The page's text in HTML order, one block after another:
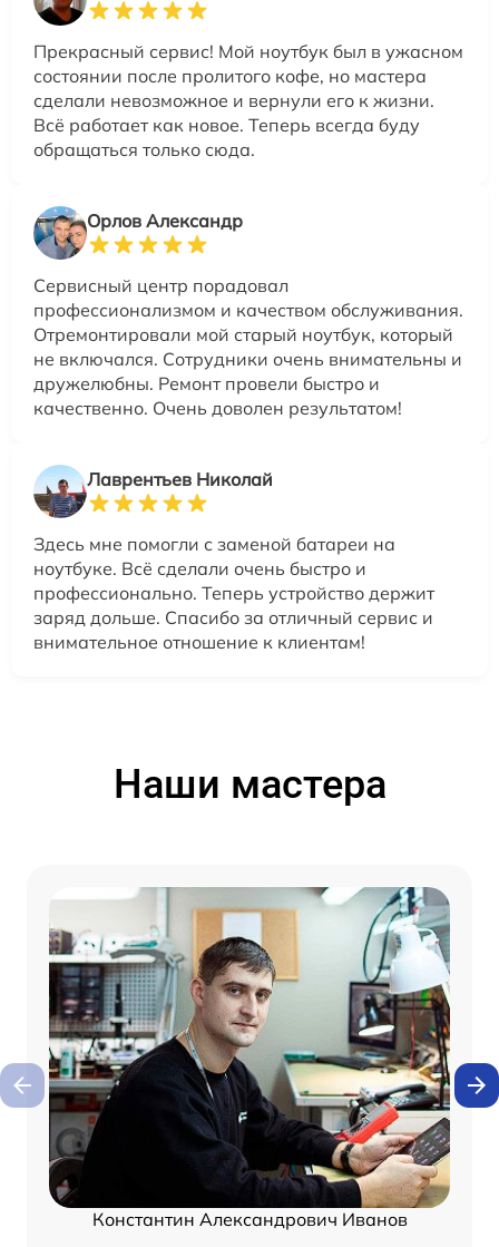
Прекрасный сервис! Мой ноутбук был в ужасном
состоянии после пролитого кофе, но мастера
сделали невозможное и вернули его к жизни.
Всё работает как новое. Теперь всегда буду
обращаться только сюда.
Орлов Александр
Сервисный центр порадовал
профессионализмом и качеством обслуживания.
Отремонтировали мой старый ноутбук, который
не включался. Сотрудники очень внимательны и
дружелюбны. Ремонт провели быстро и
качественно. Очень доволен результатом!
Лаврентьев Николай
Здесь мне помогли с заменой батареи на
ноутбуке. Всё сделали очень быстро и
профессионально. Теперь устройство держит
заряд дольше. Спасибо за отличный сервис и
внимательное отношение к клиентам!
Наши мастера
Константин Александрович Иванов